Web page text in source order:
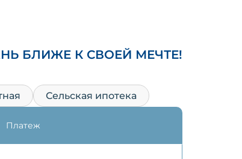
БЛИЖЕ К СВОЕЙ МЕЧТЕ!
Сельская ипотека
Платеж